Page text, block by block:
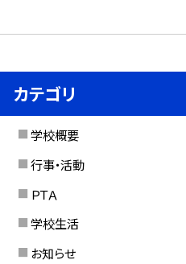
カテゴリ
学校概要
行事・活動
ＰＴＡ
学校生活
お知らせ